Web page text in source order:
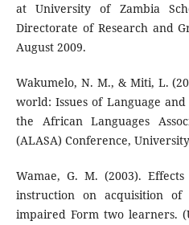
at University of Zambia
Directorate of Research and
August 2009.
Wakumelo, N. M., & Miti, L.
world: Issues of Language
the African Languages
(ALASA) Conference,
Wamae, G. M. (2003).
instruction on acquisition
impaired Form two learners.